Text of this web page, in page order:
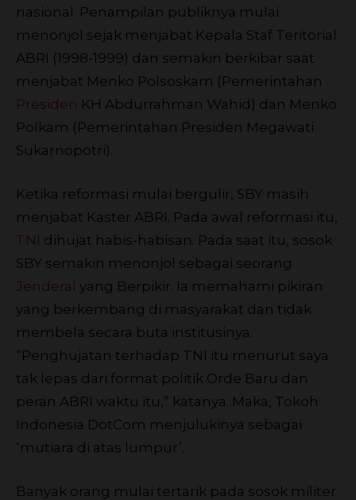
nasional. Penampilan publiknya mulai
menonjol sejak menjabat Kepala Staf Teritorial
ABRI (1998-1999) dan semakin berkibar saat
menjabat Menko Polsoskam (Pemerintahan
Presiden KH Abdurrahman Wahid) dan Menko
Polkam (Pemerintahan Presiden Megawati
Sukarnopotri).
Ketika reformasi mulai bergulir, SBY masih
menjabat Kaster ABRI. Pada awal reformasi itu,
TNI dihujat habis-habisan. Pada saat itu, sosok
SBY semakin menonjol sebagai seorang
Jenderal yang Berpikir. Ia memahami pikiran
yang berkembang di masyarakat dan tidak
membela secara buta institusinya.
“Penghujatan terhadap TNI itu menurut saya
tak lepas dari format politik Orde Baru dan
peran ABRI waktu itu,” katanya. Maka, Tokoh
Indonesia DotCom menjulukinya sebagai
‘mutiara di atas lumpur’.
Banyak orang mulai tertarik pada sosok militer